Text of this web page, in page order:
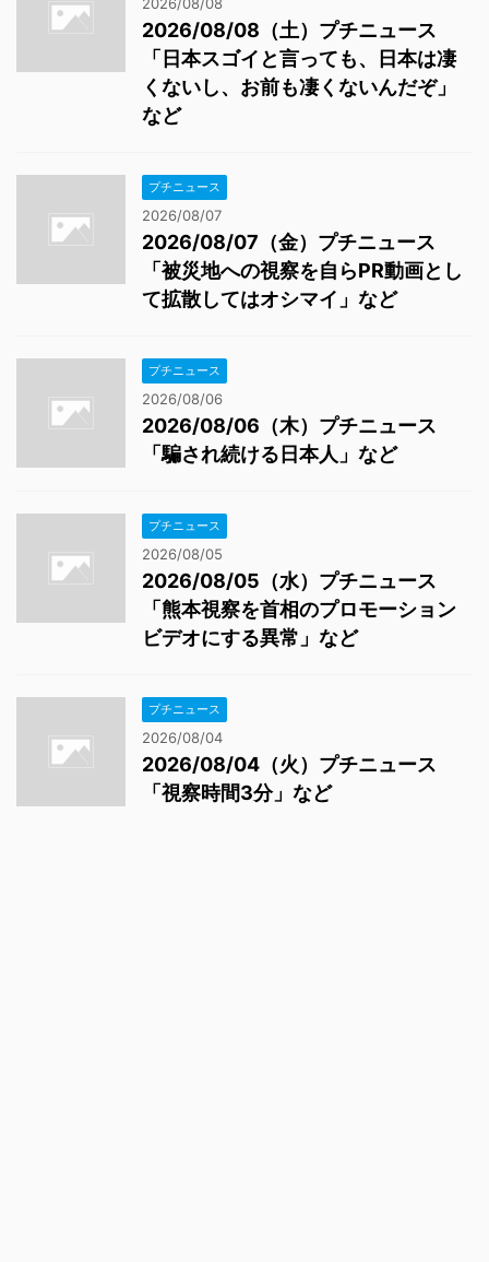
2026/08/08（土）プチニュース
「日本スゴイと言っても、日本は凄
くないし、お前も凄くないんだぞ」
など
プチニュース
2026/08/07
2026/08/07（金）プチニュース
「被災地への視察を自らPR動画とし
て拡散してはオシマイ」など
プチニュース
2026/08/06
2026/08/06（木）プチニュース
「騙され続ける日本人」など
プチニュース
2026/08/05
2026/08/05（水）プチニュース
「熊本視察を首相のプロモーション
ビデオにする異常」など
プチニュース
2026/08/04
2026/08/04（火）プチニュース
「視察時間3分」など